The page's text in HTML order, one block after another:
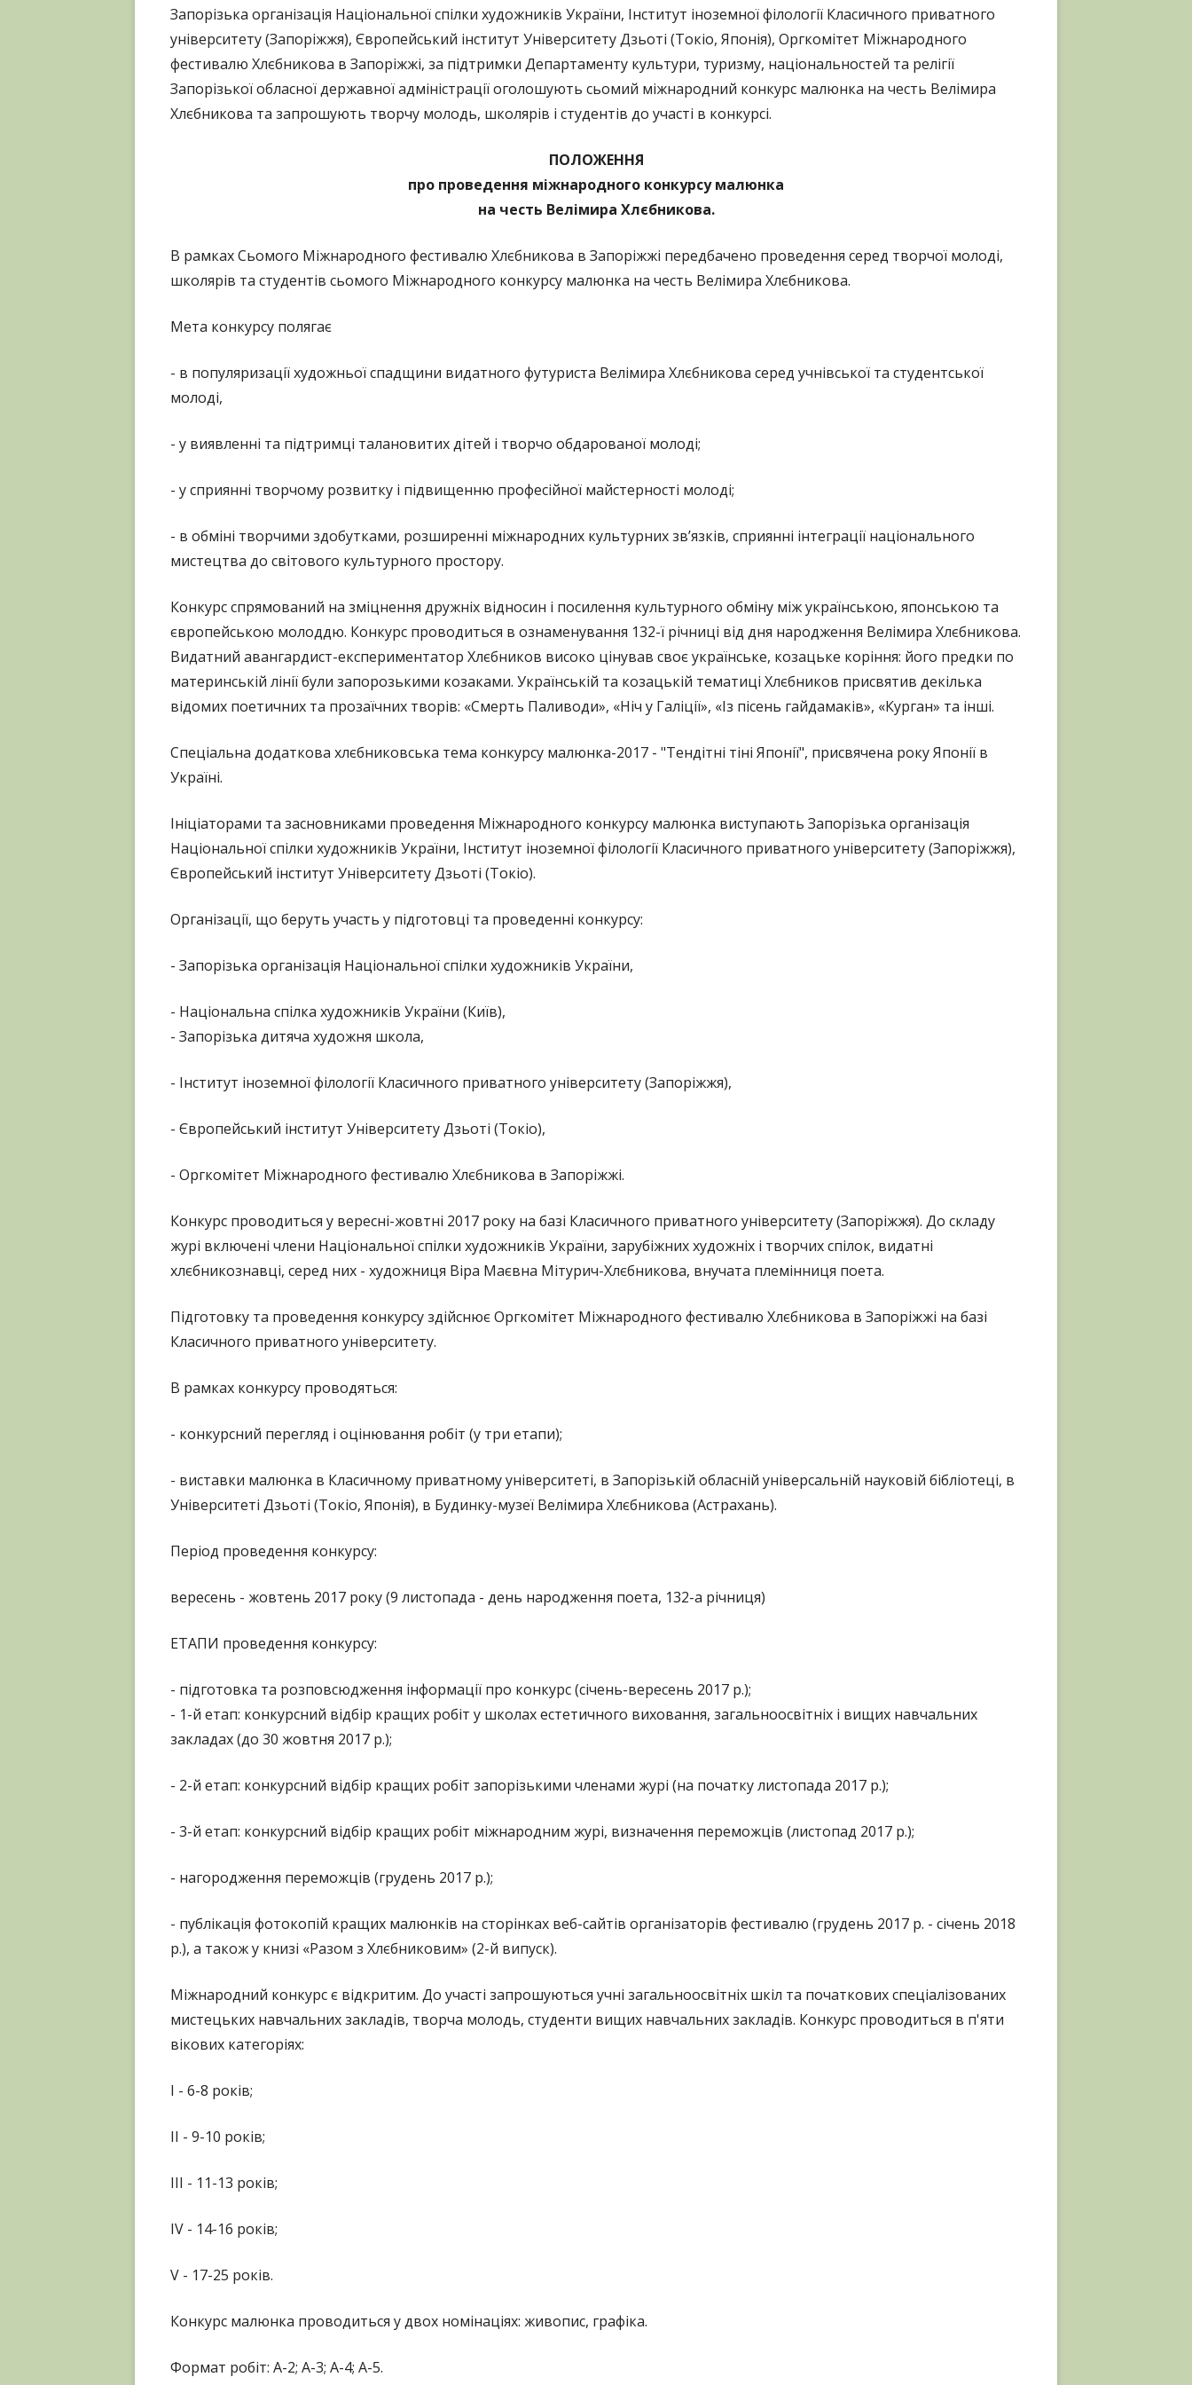
Запорізька організація Національної спілки художників України, Інститут іноземної філології Класичного приватного
університету (Запоріжжя), Європейський інститут Університету Дзьоті (Токіо, Японія), Оргкомітет Міжнародного
фестивалю Хлєбникова в Запоріжжі, за підтримки Департаменту культури, туризму, національностей та релігії
Запорізької обласної державної адміністрації оголошують сьомий міжнародний конкурс малюнка на честь Велімира
Хлєбникова та запрошують творчу молодь, школярів і студентів до участі в конкурсі.
ПОЛОЖЕННЯ
про проведення міжнародного конкурсу малюнка
на честь Велімира Хлєбникова.
В рамках Сьомого Міжнародного фестивалю Хлєбникова в Запоріжжі передбачено проведення серед творчої молоді,
школярів та студентів сьомого Міжнародного конкурсу малюнка на честь Велімира Хлєбникова.
Мета конкурсу полягає
- в популяризації художньої спадщини видатного футуриста Велімира Хлєбникова серед учнівської та студентської
молоді,
- у виявленні та підтримці талановитих дітей і творчо обдарованої молоді;
- у сприянні творчому розвитку і підвищенню професійної майстерності молоді;
- в обміні творчими здобутками, розширенні міжнародних культурних зв’язків, сприянні інтеграції національного
мистецтва до світового культурного простору.
Конкурс спрямований на зміцнення дружніх відносин і посилення культурного обміну між українською, японською та
європейською молоддю. Конкурс проводиться в ознаменування 132-ї річниці від дня народження Велімира Хлєбникова.
Видатний авангардист-експериментатор Хлєбников високо цінував своє українське, козацьке коріння: його предки по
материнській лінії були запорозькими козаками. Українській та козацькій тематиці Хлєбников присвятив декілька
відомих поетичних та прозаїчних творів: «Смерть Паливоди», «Ніч у Галіції», «Із пісень гайдамаків», «Курган» та інші.
Спеціальна додаткова хлєбниковська тема конкурсу малюнка-2017 - "Тендітні тіні Японії", присвячена року Японії в
Україні.
Ініціаторами та засновниками проведення Міжнародного конкурсу малюнка виступають Запорізька організація
Національної спілки художників України, Інститут іноземної філології Класичного приватного університету (Запоріжжя),
Європейський інститут Університету Дзьоті (Токіо).
Організації, що беруть участь у підготовці та проведенні конкурсу:
- Запорізька організація Національної спілки художників України,
- Національна спілка художників України (Київ),
- Запорізька дитяча художня школа,
- Інститут іноземної філології Класичного приватного університету (Запоріжжя),
- Європейський інститут Університету Дзьоті (Токіо),
- Оргкомітет Міжнародного фестивалю Хлєбникова в Запоріжжі.
Конкурс проводиться у вересні-жовтні 2017 року на базі Класичного приватного університету (Запоріжжя). До складу
журі включені члени Національної спілки художників України, зарубіжних художніх і творчих спілок, видатні
хлєбникознавці, серед них - художниця Віра Маєвна Мітурич-Хлєбникова, внучата племінниця поета.
Підготовку та проведення конкурсу здійснює Оргкомітет Міжнародного фестивалю Хлєбникова в Запоріжжі на базі
Класичного приватного університету.
В рамках конкурсу проводяться:
- конкурсний перегляд і оцінювання робіт (у три етапи);
- виставки малюнка в Класичному приватному університеті, в Запорізькій обласній універсальній науковій бібліотеці, в
Університеті Дзьоті (Токіо, Японія), в Будинку-музеї Велімира Хлєбникова (Астрахань).
Період проведення конкурсу:
вересень - жовтень 2017 року (9 листопада - день народження поета, 132-а річниця)
ЕТАПИ проведення конкурсу:
- підготовка та розповсюдження інформації про конкурс (січень-вересень 2017 р.);
- 1-й етап: конкурсний відбір кращих робіт у школах естетичного виховання, загальноосвітніх і вищих навчальних
закладах (до 30 жовтня 2017 р.);
- 2-й етап: конкурсний відбір кращих робіт запорізькими членами журі (на початку листопада 2017 р.);
- 3-й етап: конкурсний відбір кращих робіт міжнародним журі, визначення переможців (листопад 2017 р.);
- нагородження переможців (грудень 2017 р.);
- публікація фотокопій кращих малюнків на сторінках веб-сайтів організаторів фестивалю (грудень 2017 р. - січень 2018
р.), а також у книзі «Разом з Хлєбниковим» (2-й випуск).
Міжнародний конкурс є відкритим. До участі запрошуються учні загальноосвітніх шкіл та початкових спеціалізованих
мистецьких навчальних закладів, творча молодь, студенти вищих навчальних закладів. Конкурс проводиться в п'яти
вікових категоріях:
І - 6-8 років;
ІІ - 9-10 років;
ІІІ - 11-13 років;
ІV - 14-16 років;
V - 17-25 років.
Конкурс малюнка проводиться у двох номінаціях: живопис, графіка.
Формат робіт: А-2; А-3; А-4; А-5.